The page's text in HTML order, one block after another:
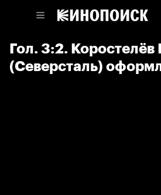
Гол. 3:2. Коростелёв
(Северсталь)